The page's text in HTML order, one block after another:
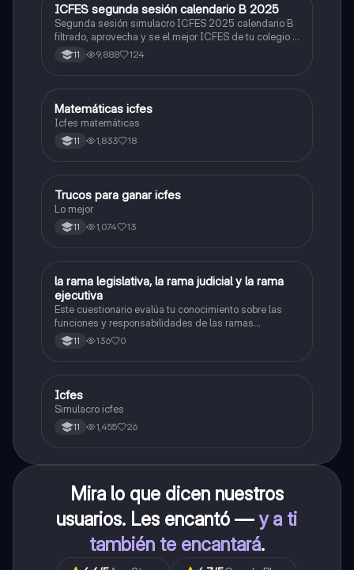
ICFES: Lectura Crítica
ICFES segunda sesión calendario B 2025
Segunda sesión simulacro ICFES 2025 calendario B
filtrado, aprovecha y se el mejor ICFES de tu colegio y
poder ingresar a universidad, y estudiar aquella
carrera con la que tanto sueñas.
11 9,888 124
ICFES: Matemáticas
Matemáticas icfes
Icfes matemáticas
11 1,833 18
Química
Trucos para ganar icfes
Lo mejor
11 1,074 13
LSociales/Historia
la rama legislativa, la rama judicial y la rama
ejecutiva
Este cuestionario evalúa tu conocimiento sobre las
funciones y responsabilidades de las ramas
legislativa, judicial y ejecutiva.
11 136 0
ICFES: Sociales y Ciudadanas
Icfes
Simulacro icfes
11 1,455 26
Mira lo que dicen nuestros
usuarios. Les encantó —y a ti
también te encantará.